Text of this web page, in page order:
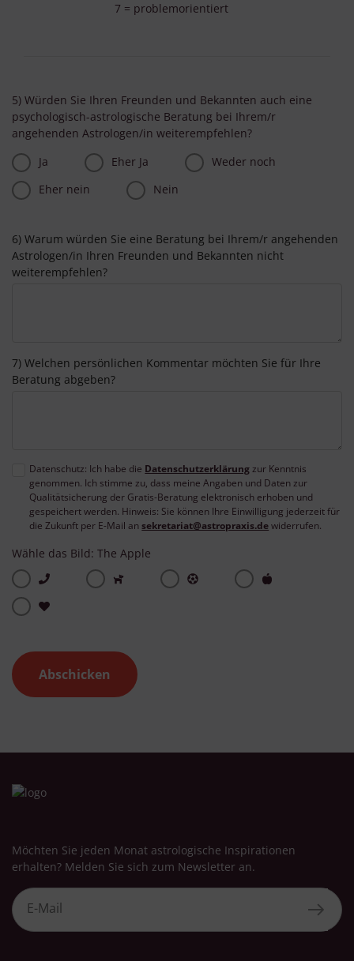
7 = problemorientiert
5) Würden Sie Ihren Freunden und Bekannten auch eine
psychologisch-astrologische Beratung bei Ihrem/r
angehenden Astrologen/in weiterempfehlen?
Ja
Eher Ja
Weder noch
Eher nein
Nein
6) Warum würden Sie eine Beratung bei Ihrem/r angehenden
Astrologen/in Ihren Freunden und Bekannten nicht
weiterempfehlen?
7) Welchen persönlichen Kommentar möchten Sie für Ihre
Beratung abgeben?
Datenschutz: Ich habe die Datenschutzerklärungzur Kenntnis
genommen. Ich stimme zu, dass meine Angaben und Daten zur
Qualitätsicherung der Gratis-Beratung elektronisch erhoben und
gespeichert werden. Hinweis: Sie können Ihre Einwilligung jederzeit für
die Zukunft per E-Mail ansekretariat@astropraxis.dewiderrufen.
Wähle das Bild: The Apple
Abschicken
Möchten Sie jeden Monat astrologische Inspirationen
erhalten? Melden Sie sich zum Newsletter an.